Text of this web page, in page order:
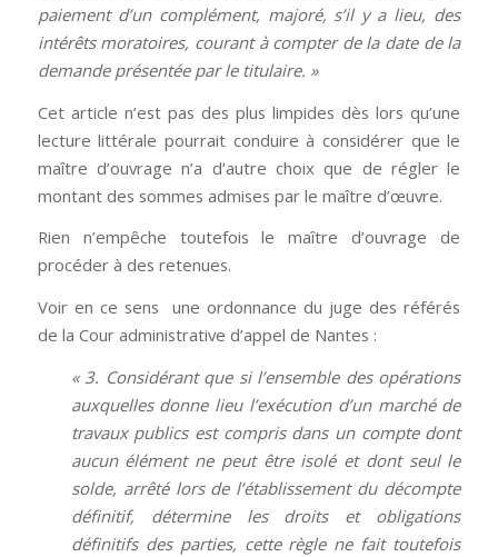
paiement d’un complément, majoré, s’il y a lieu, des
intérêts moratoires, courant à compter de la date de la
demande présentée par le titulaire. »
Cet article n’est pas des plus limpides dès lors qu’une
lecture littérale pourrait conduire à considérer que le
maître d’ouvrage n’a d’autre choix que de régler le
montant des sommes admises par le maître d’œuvre.
Rien n’empêche toutefois le maître d’ouvrage de
procéder à des retenues.
Voir en ce sens une ordonnance du juge des référés
de la Cour administrative d’appel de Nantes :
« 3. Considérant que si l’ensemble des opérations
auxquelles donne lieu l’exécution d’un marché de
travaux publics est compris dans un compte dont
aucun élément ne peut être isolé et dont seul le
solde, arrêté lors de l’établissement du décompte
définitif, détermine les droits et obligations
définitifs des parties, cette règle ne fait toutefois